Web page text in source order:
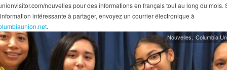
nouvelles pour des informations en français tout au long du mois.
intéressante à partager, envoyez un courrier électronique à
.
Nouvelles Columbia